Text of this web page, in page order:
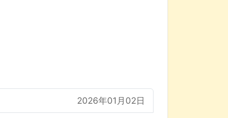
2026年01月02日